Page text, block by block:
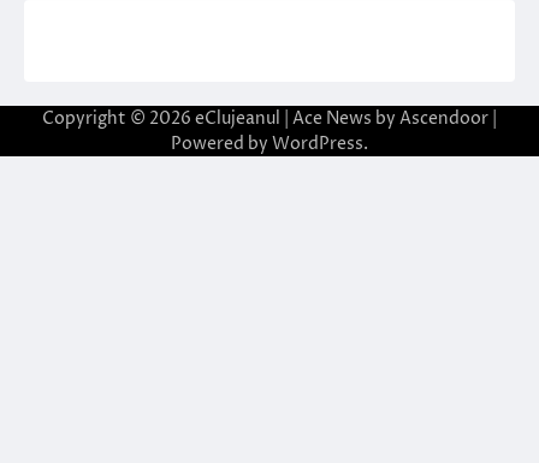
Copyright © 2026 eClujeanul | Ace News by Ascendoor
Powered by WordPress.